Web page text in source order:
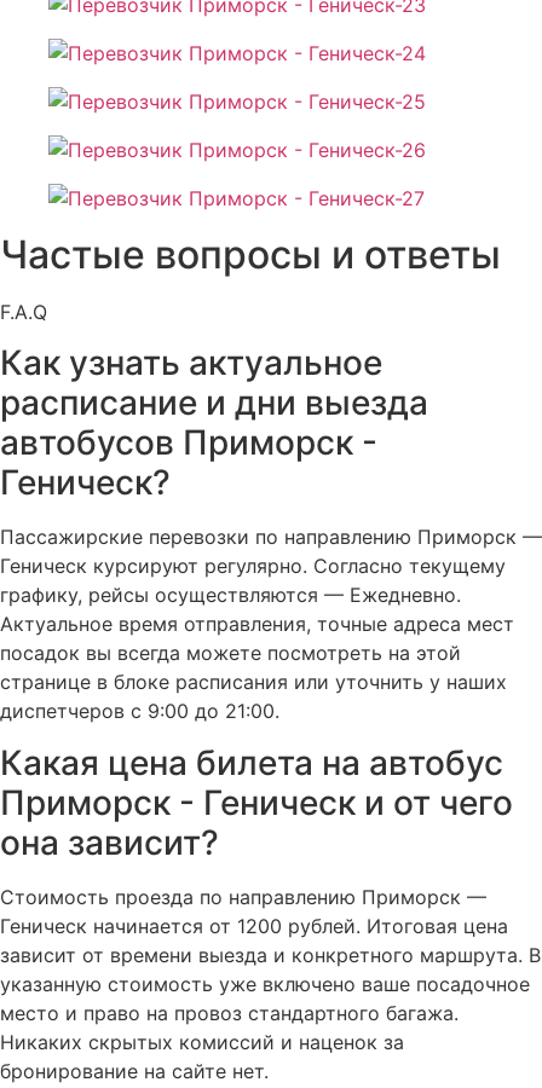
Частые вопросы и ответы
F.A.Q
Как узнать актуальное
расписание и дни выезда
автобусов Приморск -
Геническ?
Пассажирские перевозки по направлению Приморск —
Геническ курсируют регулярно. Согласно текущему
графику, рейсы осуществляются — Ежедневно.
Актуальное время отправления, точные адреса мест
посадок вы всегда можете посмотреть на этой
странице в блоке расписания или уточнить у наших
диспетчеров с 9:00 до 21:00.
Какая цена билета на автобус
Приморск - Геническ и от чего
она зависит?
Стоимость проезда по направлению Приморск —
Геническ начинается от 1200 рублей. Итоговая цена
зависит от времени выезда и конкретного маршрута. В
указанную стоимость уже включено ваше посадочное
место и право на провоз стандартного багажа.
Никаких скрытых комиссий и наценок за
бронирование на сайте нет.